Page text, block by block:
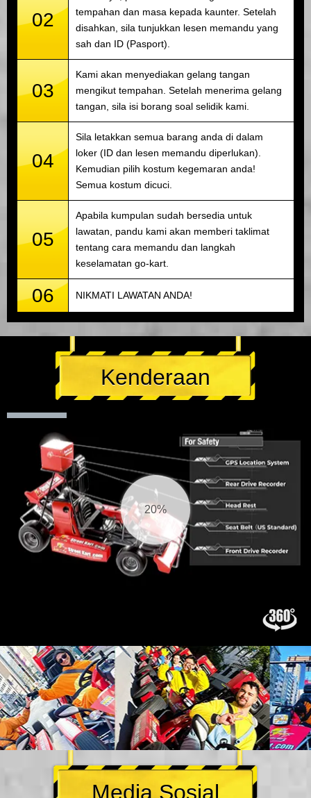
02
tempahan dan masa kepada kaunter. Setelah
disahkan, sila tunjukkan lesen memandu yang
sah dan ID (Pasport).
03
Kami akan menyediakan gelang tangan
mengikut tempahan. Setelah menerima gelang
tangan, sila isi borang soal selidik kami.
04
Sila letakkan semua barang anda di dalam
loker (ID dan lesen memandu diperlukan).
Kemudian pilih kostum kegemaran anda!
Semua kostum dicuci.
05
Apabila kumpulan sudah bersedia untuk
lawatan, pandu kami akan memberi taklimat
tentang cara memandu dan langkah
keselamatan go-kart.
06 NIKMATI LAWATAN ANDA!
Kenderaan
21%
Media Sosial